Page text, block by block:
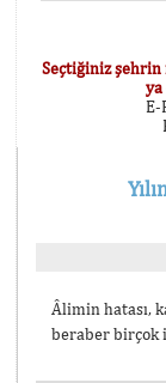
Seçtiğiniz
ya
E-
Âlimin hatası,
beraber birçok